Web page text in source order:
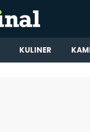
KULINER